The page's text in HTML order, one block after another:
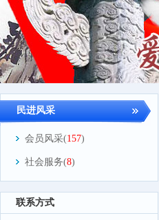
民进风采
会员风采(157)
社会服务(8)
联系方式